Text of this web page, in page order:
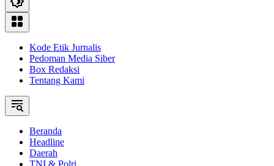
Kode Etik Jurnalis
Pedoman Media Siber
Box Redaksi
Tentang Kami
Beranda
Headline
Daerah
TNI & Polri